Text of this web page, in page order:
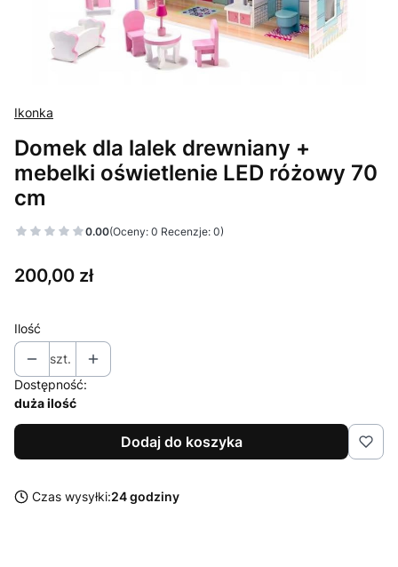
Ikonka
Domek dla lalek drewniany +
mebelki oświetlenie LED różowy 70
cm
0.00(Oceny: 0 Recenzje: 0)
Cena
200,00 zł
Ilość
szt.
Dostępność:
duża ilość
Dodaj do koszyka
Czas wysyłki:24 godziny